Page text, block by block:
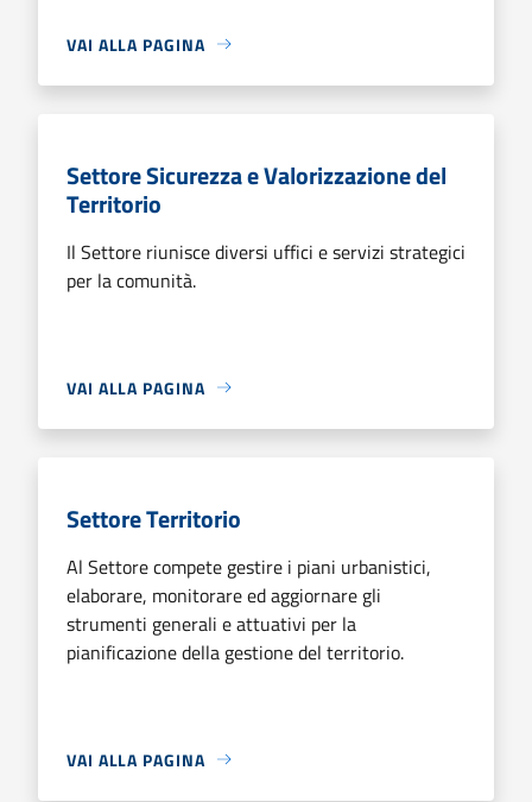
VAI ALLA PAGINA
Settore Sicurezza e Valorizzazione del
Territorio
Il Settore riunisce diversi uffici e servizi strategici
per la comunità.
VAI ALLA PAGINA
Settore Territorio
Al Settore compete gestire i piani urbanistici,
elaborare, monitorare ed aggiornare gli
strumenti generali e attuativi per la
pianificazione della gestione del territorio.
VAI ALLA PAGINA